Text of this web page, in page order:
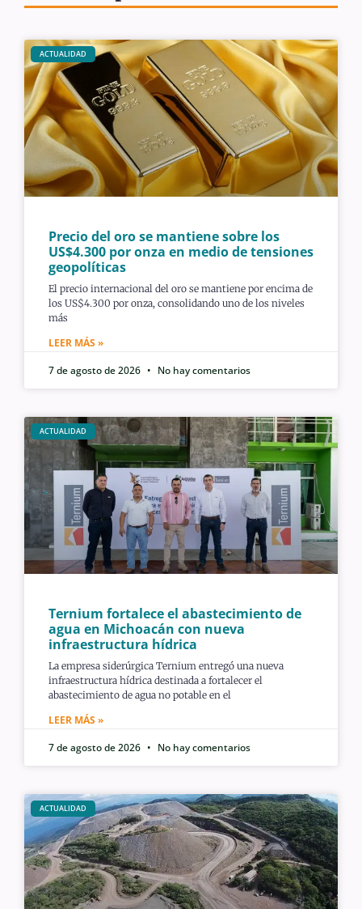
ACTUALIDAD
Precio del oro se mantiene sobre los
US$4.300 por onza en medio de tensiones
geopolíticas
El precio internacional del oro se mantiene por encima de
los US$4.300 por onza, consolidando uno de los niveles
más
LEER MÁS »
7 de agosto de 2026
No hay comentarios
ACTUALIDAD
Ternium fortalece el abastecimiento de
agua en Michoacán con nueva
infraestructura hídrica
La empresa siderúrgica Ternium entregó una nueva
infraestructura hídrica destinada a fortalecer el
abastecimiento de agua no potable en el
LEER MÁS »
7 de agosto de 2026
No hay comentarios
ACTUALIDAD